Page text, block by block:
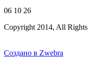
06 10 26
Copyright 2014, All Rights
Создано в Zwebra